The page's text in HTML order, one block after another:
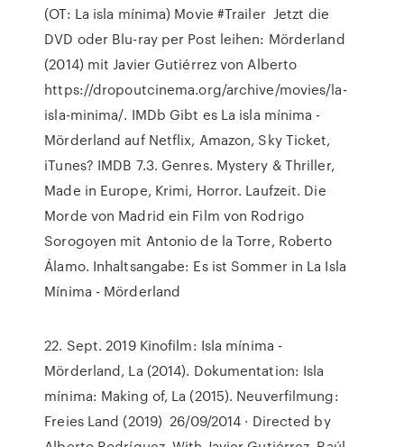
(OT: La isla mínima) Movie #Trailer Jetzt die
DVD oder Blu-ray per Post leihen: Mörderland
(2014) mit Javier Gutiérrez von Alberto
https://dropoutcinema.org/archive/movies/la-
isla-minima/. IMDb Gibt es La isla mínima -
Mörderland auf Netflix, Amazon, Sky Ticket,
iTunes? IMDB 7.3. Genres. Mystery & Thriller,
Made in Europe, Krimi, Horror. Laufzeit. Die
Morde von Madrid ein Film von Rodrigo
Sorogoyen mit Antonio de la Torre, Roberto
Álamo. Inhaltsangabe: Es ist Sommer in La Isla
Mínima - Mörderland
22. Sept. 2019 Kinofilm: Isla mínima -
Mörderland, La (2014). Dokumentation: Isla
mínima: Making of, La (2015). Neuverfilmung:
Freies Land (2019) 26/09/2014 · Directed by